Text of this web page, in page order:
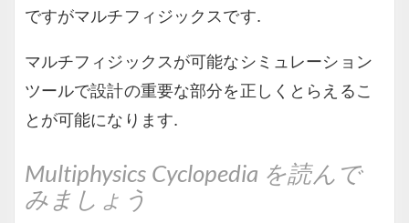
ですがマルチフィジックスです.
マルチフィジックスが可能なシミュレーション
ツールで設計の重要な部分を正しくとらえるこ
とが可能になります.
Multiphysics Cyclopedia を読んで
みましょう